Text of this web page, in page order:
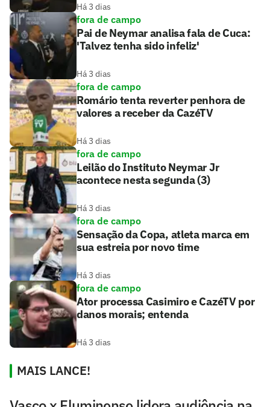
Há 3 dias
fora de campo
Pai de Neymar analisa fala de Cuca:
'Talvez tenha sido infeliz'
Há 3 dias
fora de campo
Romário tenta reverter penhora de
valores a receber da CazéTV
Há 3 dias
fora de campo
Leilão do Instituto Neymar Jr
acontece nesta segunda (3)
Há 3 dias
fora de campo
Sensação da Copa, atleta marca em
sua estreia por novo time
Há 3 dias
fora de campo
Ator processa Casimiro e CazéTV por
danos morais; entenda
Há 3 dias
MAIS LANCE!